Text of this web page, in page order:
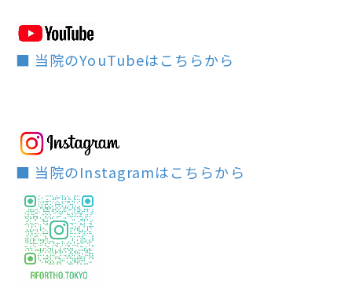
■ 当院のYouTubeはこちらから
■ 当院のInstagramはこちらから